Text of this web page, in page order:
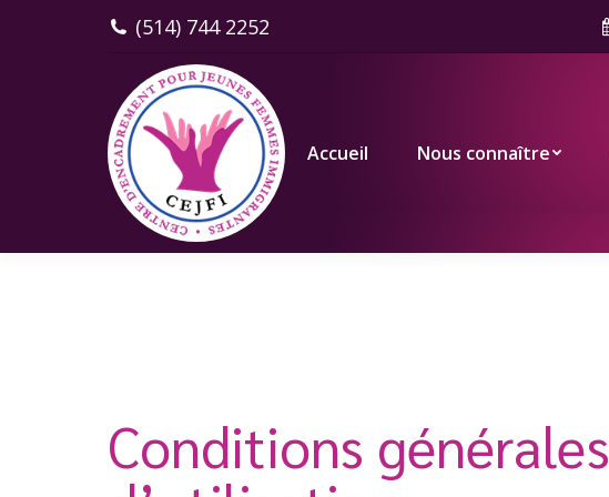
(514) 744 2252
Accueil Nous connaître
Conditions générales
Accueil Académie